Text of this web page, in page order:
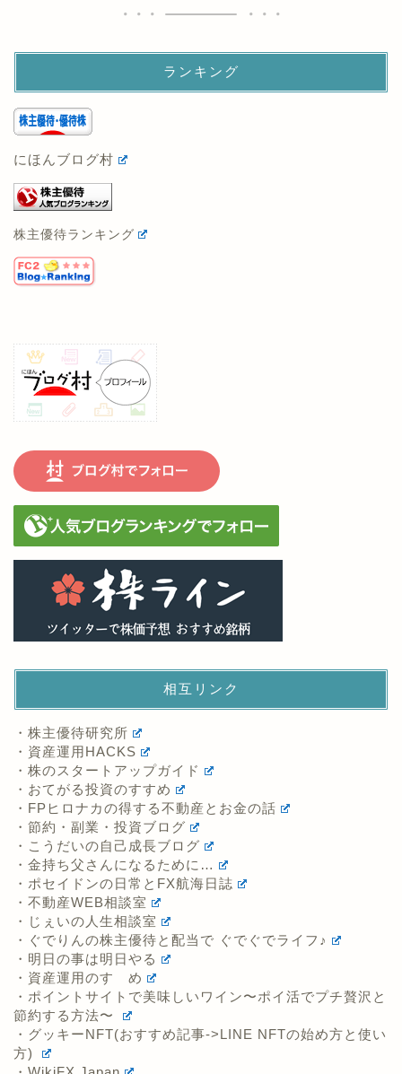
ランキング
にほんブログ村
株主優待ランキング
相互リンク
・株主優待研究所
・資産運用HACKS
・株のスタートアップガイド
・おてがる投資のすすめ
・FPヒロナカの得する不動産とお金の話
・節約・副業・投資ブログ
・こうだいの自己成長ブログ
・金持ち父さんになるために…
・ポセイドンの日常とFX航海日誌
・不動産WEB相談室
・じぇいの人生相談室
・ぐでりんの株主優待と配当で ぐでぐでライフ♪
・明日の事は明日やる
・資産運用のすゝめ
・ポイントサイトで美味しいワイン〜ポイ活でプチ贅沢と
節約する方法〜
・グッキーNFT(おすすめ記事->LINE NFTの始め方と使い
方)